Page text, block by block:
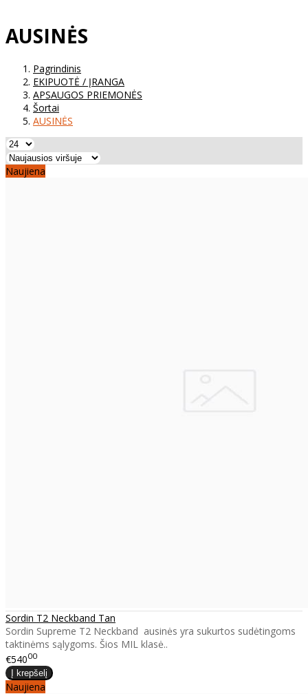
AUSINĖS
Pagrindinis
EKIPUOTĖ / ĮRANGA
APSAUGOS PRIEMONĖS
Šortai
AUSINĖS
Naujiena
Sordin T2 Neckband Tan
Sordin Supreme T2 Neckband ausinės yra sukurtos sudėtingoms
taktinėms sąlygoms. Šios MIL klasė..
€54000
Naujiena